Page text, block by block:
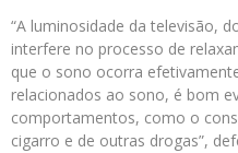
“A luminosidade da televisão,
interfere no processo de
que o sono ocorra
relacionados ao sono, é bom
comportamentos, como o
cigarro e de outras drogas”,